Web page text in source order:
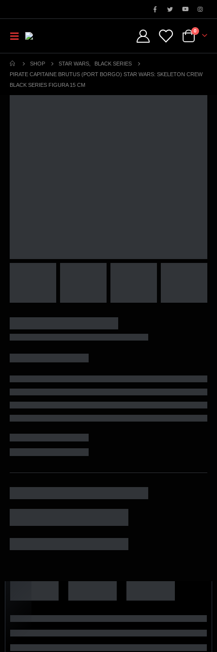
0
SHOP STAR WARS
BLACK SERIES
PIRATE CAPITAINE BRUTUS (PORT BORGO) STAR WARS: SKELETON CREW
BLACK SERIES FIGURA 15 CM